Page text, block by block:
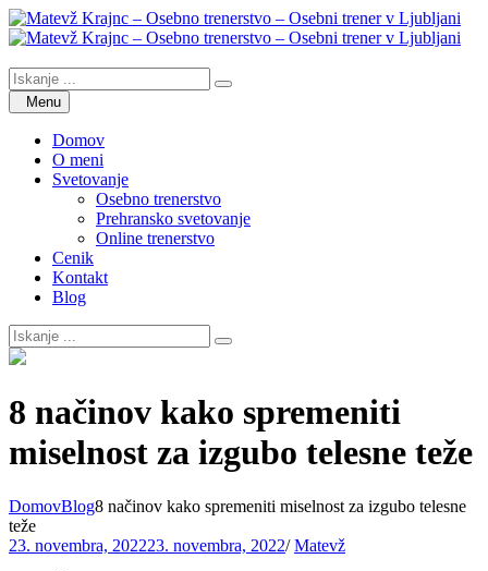
Skip
to
Matevž Krajnc – Osebno trenerstvo – Osebni trener v Ljubljani
Osebno trenerstvo
Search
Search
Search
for:Menu
Domov
O meni
Svetovanje
Osebno trenerstvo
Prehransko svetovanje
Online trenerstvo
Cenik
Kontakt
Blog
Search
for:
Overlay
8 načinov kako spremeniti
miselnost za izgubo telesne teže
DomovBlog8 načinov kako spremeniti miselnost za izgubo telesne
teže
Posted
23. novembra, 202223. novembra, 2022/ By
Matevž